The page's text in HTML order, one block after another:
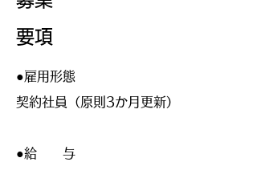
要項
​●雇用形態
契約社員（原則3か月更新）
●​給 与